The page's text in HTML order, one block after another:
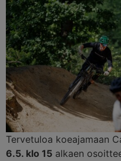
Tervetuloa koeajamaan
6.5. klo 15 alkaen